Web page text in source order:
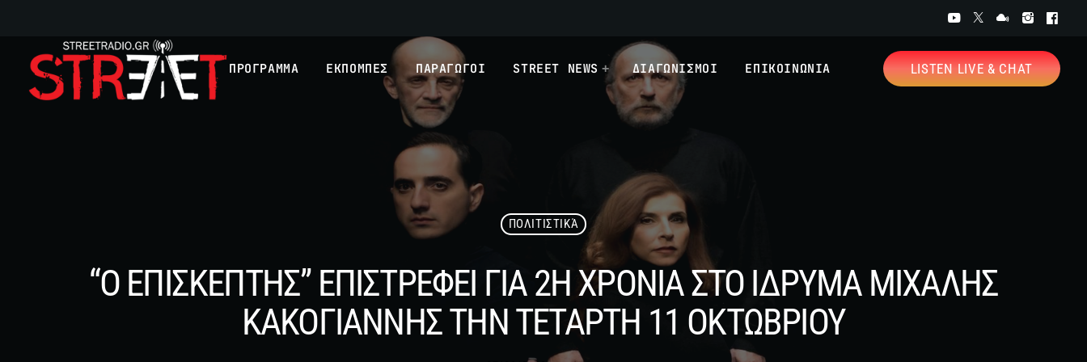
ΠΡΟΓΡΑΜΜΑ ΕΚΠΟΜΠΕΣ ΠΑΡΑΓΩΓΟΙ STREET NEWS ΔΙΑΓΩΝΙΣΜΟΙ ΕΠΙΚΟΙΝΩΝΙΑ LISTEN LIVE & CHAT
ΠΟΛΙΤΙΣΤΙΚΆ
“Ο ΕΠΙΣΚΕΠΤΗΣ” ΕΠΙΣΤΡΕΦΕΙ ΓΙΑ 2Η ΧΡΟΝΙΑ ΣΤΟ ΙΔΡΥΜΑ ΜΙΧΑΛΗΣ
ΚΑΚΟΓΙΑΝΝΗΣ ΤΗΝ ΤΕΤΑΡΤΗ 11 ΟΚΤΩΒΡΙΟΥ